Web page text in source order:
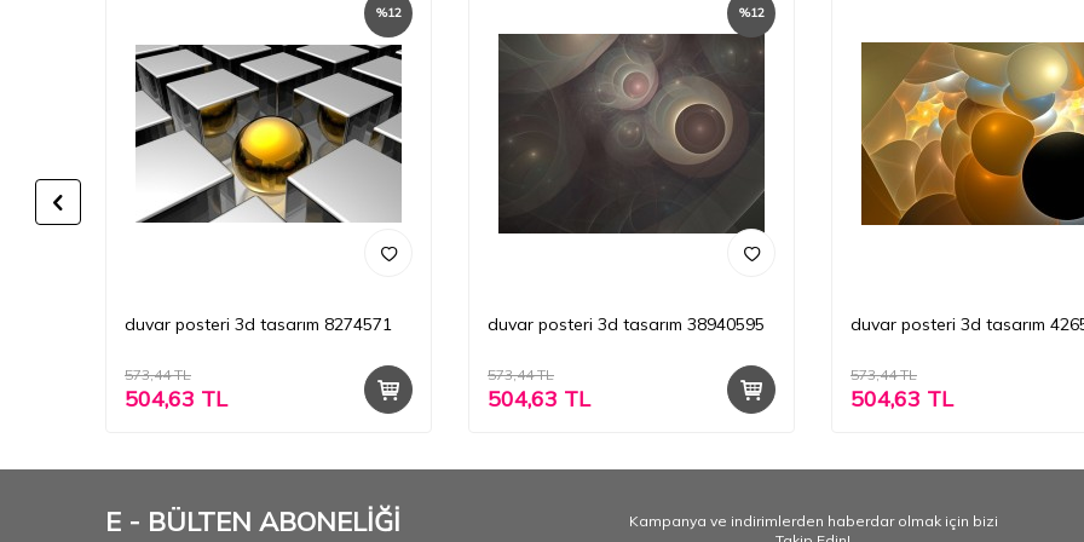
%12
duvar posteri 3d tasarım 8274571
573,44TL
504,63 TL
%12
duvar posteri 3d tasarım 38940595
573,44TL
504,63 TL
duvar posteri 3d tasarım
573,44TL
504,63 TL
E - BÜLTEN ABONELİĞİ
Kampanya ve indirimlerden haberdar olmak için bizi